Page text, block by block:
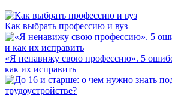
Как выбрать профессию и вуз
«Я ненавижу свою профессию». 5
как их исправить